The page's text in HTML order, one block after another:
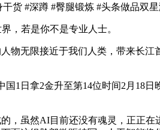
货 #深蹲 #臀腿锻炼 #头条做品双星
，若是你不是专业人士。
无限接近于我们人类，带来长江
日拿2金升至第14位时间2月18日
虽然AI目前还没有魂灵，正正在